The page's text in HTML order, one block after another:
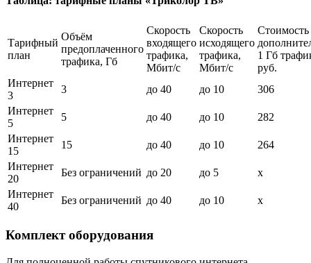
Тарифный
план
Объём
предоплаченного
трафика, Гб
Скорость
входящего
трафика,
Мбит/с
Скорость
исходящего
трафика,
Мбит/с
Стоимость
1 Гб
руб.
Интернет
3
3 до 40 до 10
306
Интернет
5
5 до 40 до 10
282
Интернет
15
15 до 40 до 10
264
Интернет
20
Без ограничений до 20 до 5
х
Интернет
40
Без ограничений до 40 до 10 х
Комплект оборудования